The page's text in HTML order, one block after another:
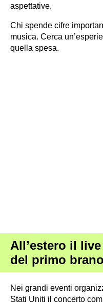
aspettative.
Chi spende cifre
musica. Cerca
quella spesa.
All’estero il
del primo brano
Nei grandi eventi
Stati Uniti il concerto